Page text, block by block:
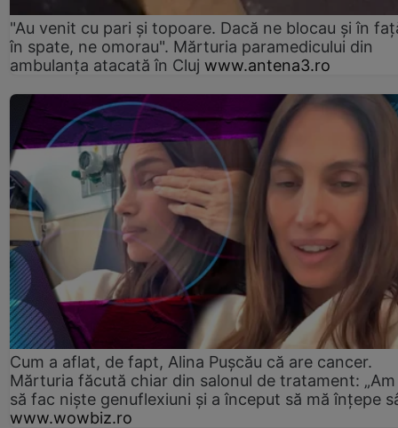
"Au venit cu pari și topoare. Dacă ne blocau şi în
în spate, ne omorau". Mărturia paramedicului din
ambulanţa atacată în Cluj www.antena3.ro
Cum a aflat, de fapt, Alina Pușcău că are cancer.
Mărturia făcută chiar din salonul de tratament:
să fac niște genuflexiuni și a început să mă înțepe
www.wowbiz.ro